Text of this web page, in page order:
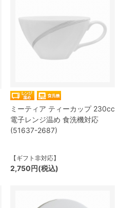
ミーティア ティーカップ 230cc
電子レンジ温め 食洗機対応
(51637-2687)
【ギフト非対応】
2,750円(税込)